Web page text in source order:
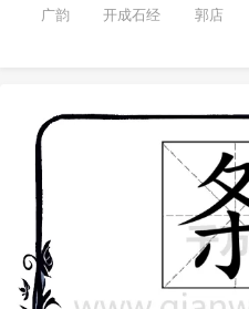
广韵 开成石经 郭店